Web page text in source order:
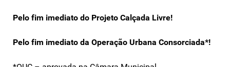
Pelo fim imediato do Projeto Calçada Livre!
Pelo fim imediato da Operação Urbana Consorciada*!